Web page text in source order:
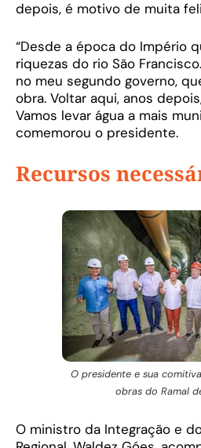
depois, é motivo de muita
“Desde a época do Império
riquezas do rio São
no meu segundo governo,
obra. Voltar aqui, anos
Vamos levar água a mais
comemorou o presidente.
Recursos
O presidente e sua
obras do Ramal
O ministro da Integração e